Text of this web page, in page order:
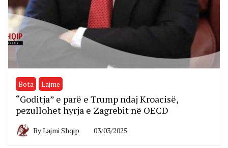
Bota Lajme
“Goditja” e parë e Trump ndaj Kroacisë,
pezullohet hyrja e Zagrebit në OECD
ByLajmi Shqip 03/03/2025